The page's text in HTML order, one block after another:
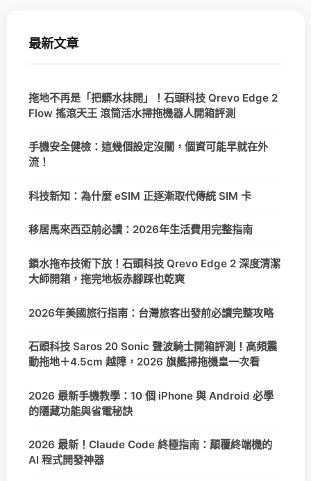
最新文章
拖地不再是「把髒水抹開」！石頭科技 Qrevo Edge 2
Flow 搖滾天王 滾筒活水掃拖機器人開箱評測
手機安全健檢：這幾個設定沒關，個資可能早就在外
流！
科技新知：為什麼 eSIM 正逐漸取代傳統 SIM 卡
移居馬來西亞前必讀：2026年生活費用完整指南
鎖水拖布技術下放！石頭科技 Qrevo Edge 2 深度清潔
大師開箱，拖完地板赤腳踩也乾爽
2026年美國旅行指南：台灣旅客出發前必讀完整攻略
石頭科技 Saros 20 Sonic 聲波騎士開箱評測！高頻震
動拖地＋4.5cm 越障，2026 旗艦掃拖機皇一次看
2026 最新手機教學：10 個 iPhone 與 Android 必學
的隱藏功能與省電秘訣
2026 最新！Claude Code 終極指南：顛覆終端機的
AI 程式開發神器